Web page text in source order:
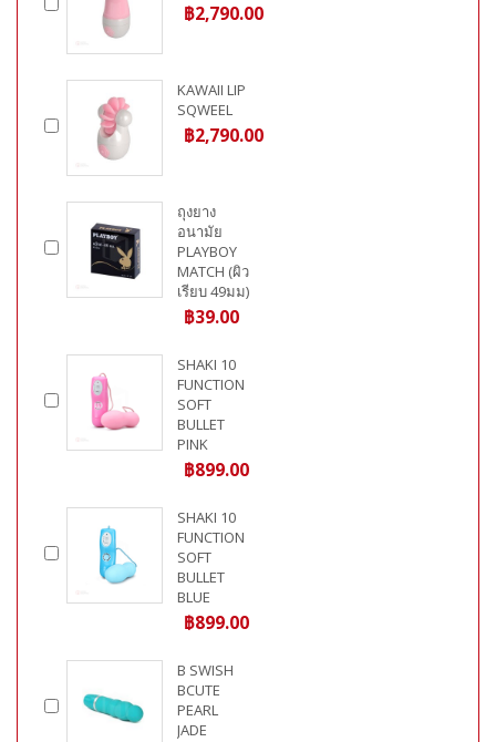
฿2,790.00
KAWAII LIP
SQWEEL
฿2,790.00
ถุงยาง
อนามัย
PLAYBOY
MATCH (ผิว
เรียบ 49มม)
฿39.00
SHAKI 10
FUNCTION
SOFT
BULLET
PINK
฿899.00
SHAKI 10
FUNCTION
SOFT
BULLET
BLUE
฿899.00
B SWISH
BCUTE
PEARL
JADE